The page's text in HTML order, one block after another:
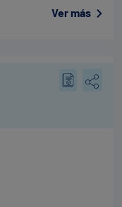
Ver más